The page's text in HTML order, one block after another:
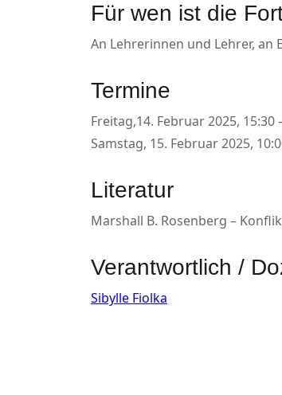
Für wen ist die
An Lehrerinnen und Lehrer, an
Termine
Freitag,14. Februar 2025, 15:30
Samstag, 15. Februar 2025,
Literatur
Marshall B. Rosenberg –
Verantwortlich /
Sibylle Fiolka